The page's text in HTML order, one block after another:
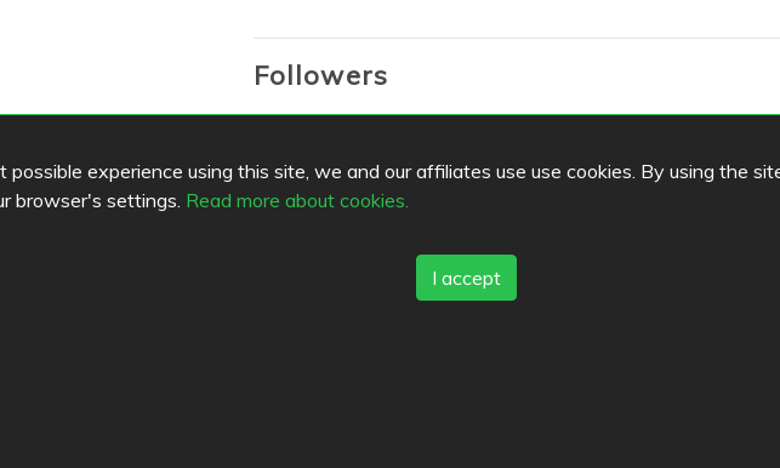
experience using this site, we and our affiliates use use cookies. By using the
browser's settings. Read more about cookies.
I accept
Followers